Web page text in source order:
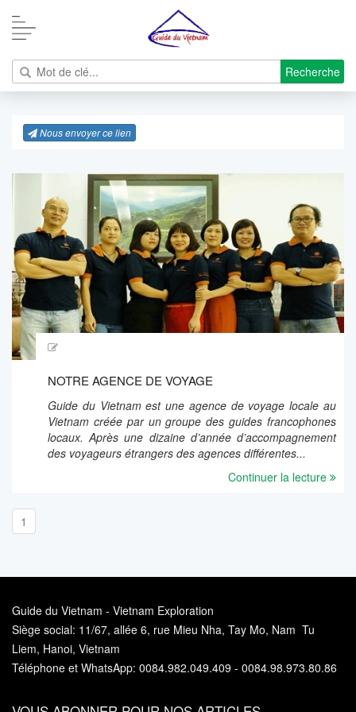
Recherche
Nous envoyer ce lien
NOTRE AGENCE DE VOYAGE
Guide du Vietnam est une agence de voyage locale au
Vietnam créée par un groupe des guides francophones
locaux. Après une dizaine d’année d’accompagnement
des voyageurs étrangers des agences différentes...
Continuer la lecture
1
Guide du Vietnam - Vietnam Exploration
Siège social: 11/67, allée 6, rue Mieu Nha, Tay Mo, Nam Tu
Liem, Hanoi, Vietnam
Téléphone et WhatsApp: 0084.982.049.409 - 0084.98.973.80.86